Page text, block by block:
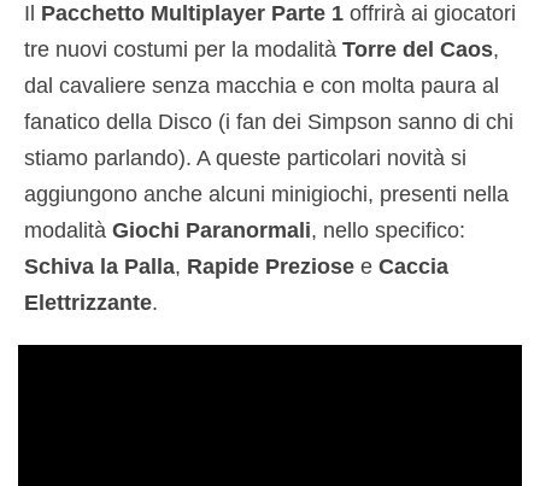
Il Pacchetto Multiplayer Parte 1 offrirà ai giocatori
tre nuovi costumi per la modalità Torre del Caos,
dal cavaliere senza macchia e con molta paura al
fanatico della Disco (i fan dei Simpson sanno di chi
stiamo parlando). A queste particolari novità si
aggiungono anche alcuni minigiochi, presenti nella
modalità Giochi Paranormali, nello specifico:
Schiva la Palla, Rapide Preziose e Caccia
Elettrizzante.